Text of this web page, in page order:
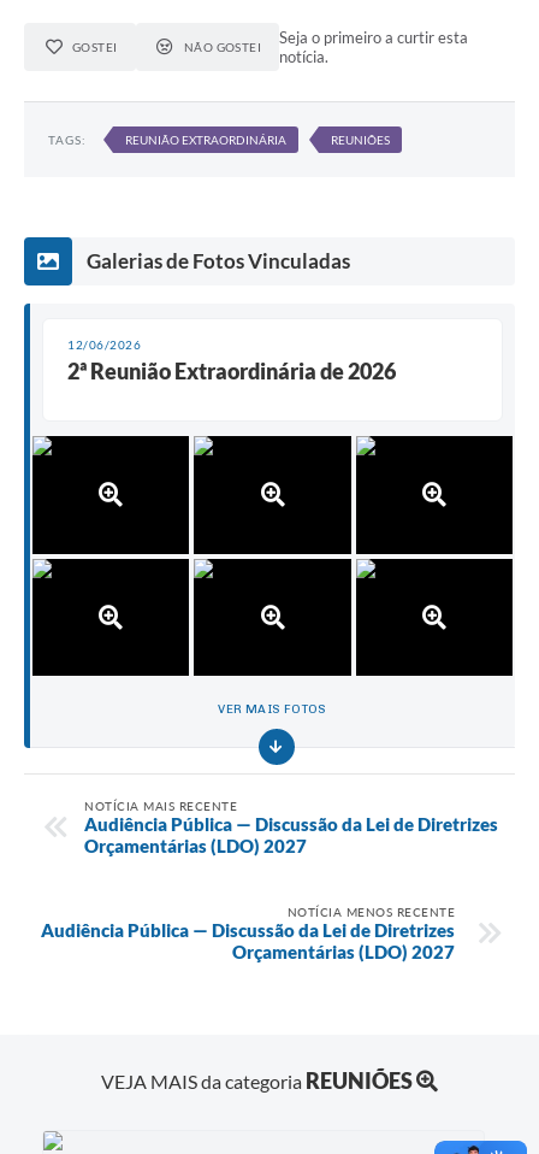
GOSTEI NÃO GOSTEI
Seja o primeiro a curtir esta
notícia.
TAGS: REUNIÃO EXTRAORDINÁRIA REUNIÕES
Galerias de Fotos Vinculadas
12/06/2026
2ª Reunião Extraordinária de 2026
VER MAIS FOTOS
NOTÍCIA MAIS RECENTE
Audiência Pública — Discussão da Lei de Diretrizes
Orçamentárias (LDO) 2027
NOTÍCIA MENOS RECENTE
Audiência Pública — Discussão da Lei de Diretrizes
Orçamentárias (LDO) 2027
VEJA MAIS da categoria REUNIÕES